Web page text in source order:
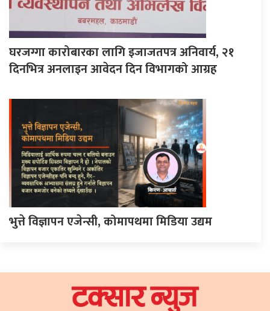
घरजग्गा कारोबारका लागि इजाजतपत्र अनिवार्य, २१
दिनभित्र अनलाइन आवेदन दिन विभागको आग्रह
भुत्ते विज्ञापन एजेन्सी, कोमापथमा मिडिया उद्यम